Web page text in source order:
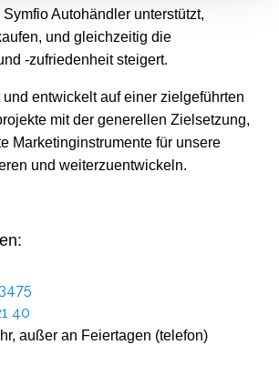
Autohändler unterstützt,
und gleichzeitig die
-zufriedenheit steigert.
entwickelt auf einer zielgeführten
mit der generellen Zielsetzung,
Marketinginstrumente für unsere
und weiterzuentwickeln.
40
außer an Feiertagen (telefon)